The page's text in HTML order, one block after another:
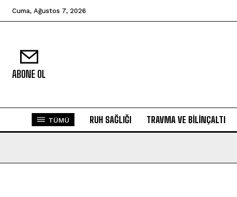
Cuma, Ağustos 7, 2026
ABONE OL
TÜMÜ RUH SAĞLIĞI TRAVMA VE BILINÇALTI